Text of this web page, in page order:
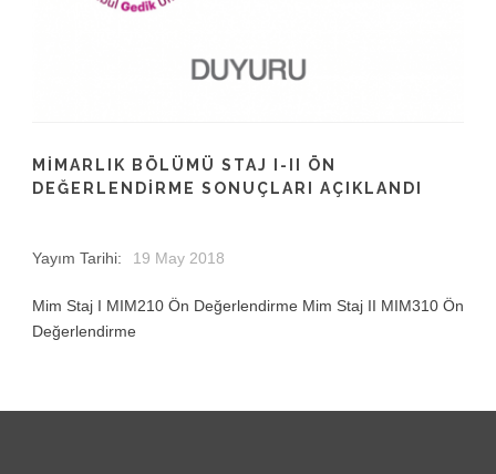
MIMARLIK BÖLÜMÜ STAJ I-II ÖN
DEĞERLENDIRME SONUÇLARI AÇIKLANDI
Yayım Tarihi: 19 May 2018
Mim Staj I MIM210 Ön Değerlendirme Mim Staj II MIM310 Ön
Değerlendirme